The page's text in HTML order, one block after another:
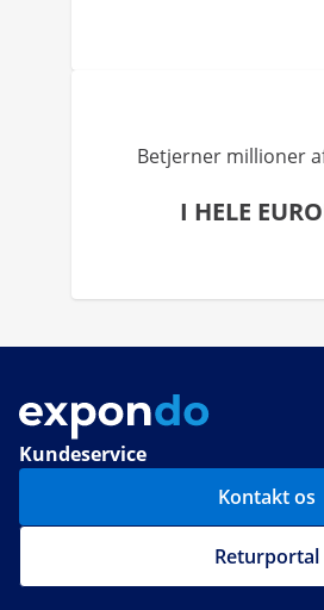
Betjerner millioner
I HELE
Kundeservice
Kontakt os
Returportal